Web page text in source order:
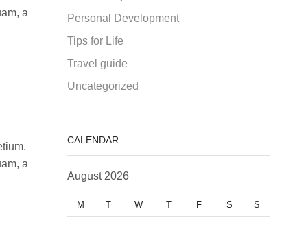
a
a
Personal Development
Tips for Life
Travel guide
Uncategorized
CALENDAR
August 2026
M T W T F S S